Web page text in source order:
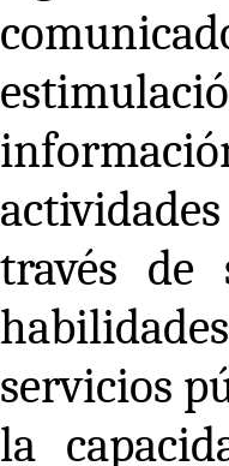
través de
servicios
la